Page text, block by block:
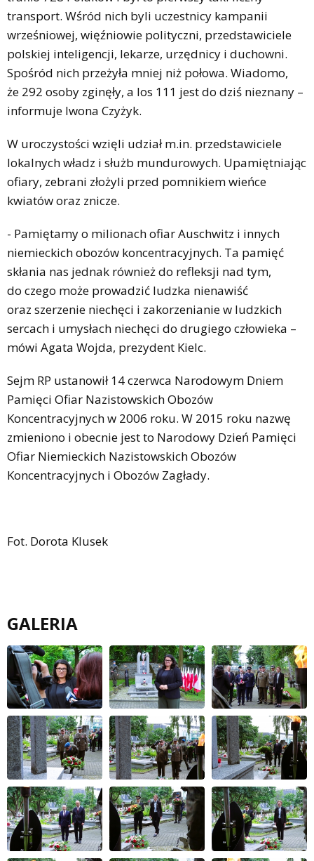
transport. Wśród nich byli uczestnicy kampanii
wrześniowej, więźniowie polityczni, przedstawiciele
polskiej inteligencji, lekarze, urzędnicy i duchowni.
Spośród nich przeżyła mniej niż połowa. Wiadomo,
że 292 osoby zginęły, a los 111 jest do dziś nieznany –
informuje Iwona Czyżyk.
W uroczystości wzięli udział m.in. przedstawiciele
lokalnych władz i służb mundurowych. Upamiętniając
ofiary, zebrani złożyli przed pomnikiem wieńce
kwiatów oraz znicze.
- Pamiętamy o milionach ofiar Auschwitz i innych
niemieckich obozów koncentracyjnych. Ta pamięć
skłania nas jednak również do refleksji nad tym,
do czego może prowadzić ludzka nienawiść
oraz szerzenie niechęci i zakorzenianie w ludzkich
sercach i umysłach niechęci do drugiego człowieka –
mówi Agata Wojda, prezydent Kielc.
Sejm RP ustanowił 14 czerwca Narodowym Dniem
Pamięci Ofiar Nazistowskich Obozów
Koncentracyjnych w 2006 roku. W 2015 roku nazwę
zmieniono i obecnie jest to Narodowy Dzień Pamięci
Ofiar Niemieckich Nazistowskich Obozów
Koncentracyjnych i Obozów Zagłady.
Fot. Dorota Klusek
GALERIA